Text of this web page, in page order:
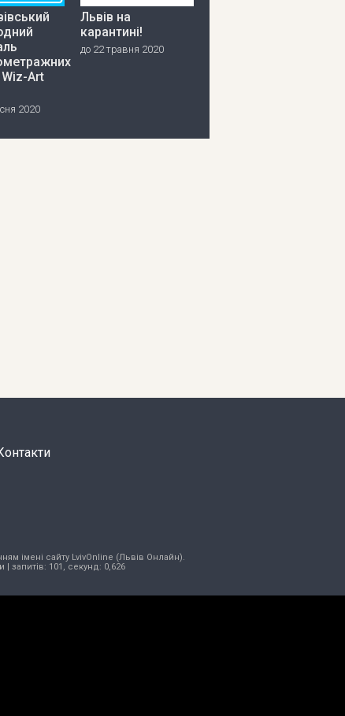
Wiz-Art
2020
Львів на
карантині!
до 22 травня 2020
імені сайту LvivOnline (Львів Онлайн).
| запитів: 101, секунд: 0,626